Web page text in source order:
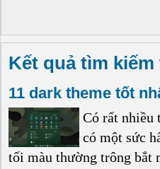
Kết quả tìm
11 dark theme tốt
Có rất nhiều
có một sức
tối màu thường trông bắt